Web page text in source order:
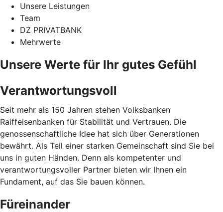
Unsere Leistungen
Team
DZ PRIVATBANK
Mehrwerte
Unsere Werte für Ihr gutes Gefühl
Verantwortungsvoll
Seit mehr als 150 Jahren stehen Volksbanken
Raiffeisenbanken für Stabilität und Vertrauen. Die
genossenschaftliche Idee hat sich über Generationen
bewährt. Als Teil einer starken Gemeinschaft sind Sie bei
uns in guten Händen. Denn als kompetenter und
verantwortungsvoller Partner bieten wir Ihnen ein
Fundament, auf das Sie bauen können.
Füreinander